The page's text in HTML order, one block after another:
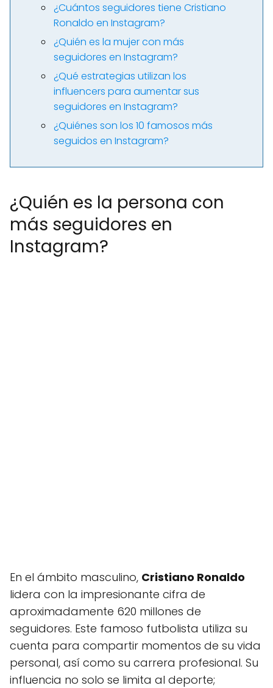
¿Cuántos seguidores tiene Cristiano
Ronaldo en Instagram?
¿Quién es la mujer con más
seguidores en Instagram?
¿Qué estrategias utilizan los
influencers para aumentar sus
seguidores en Instagram?
¿Quiénes son los 10 famosos más
seguidos en Instagram?
¿Quién es la persona con
más seguidores en
Instagram?
En el ámbito masculino, Cristiano Ronaldo
lidera con la impresionante cifra de
aproximadamente 620 millones de
seguidores. Este famoso futbolista utiliza su
cuenta para compartir momentos de su vida
personal, así como su carrera profesional. Su
influencia no solo se limita al deporte;